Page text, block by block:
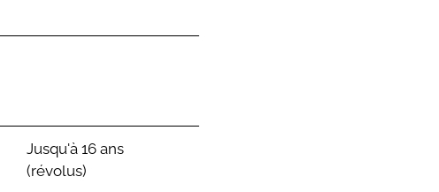
Jusqu'à 16 ans
(révolus)